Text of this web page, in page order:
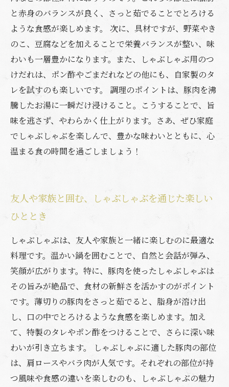
と赤身のバランスが良く、さっと茹でることでとろける
ような食感が楽しめます。 次に、具材ですが、野菜やき
のこ、豆腐などを加えることで栄養バランスが整い、味
わいも一層豊かになります。また、しゃぶしゃぶ用のつ
けだれは、ポン酢やごまだれなどの他にも、自家製のタ
レを試すのも楽しいです。 調理のポイントは、豚肉を沸
騰したお湯に一瞬だけ浸けること。こうすることで、旨
味を逃さず、やわらかく仕上がります。さあ、ぜひ家庭
でしゃぶしゃぶを楽しんで、豊かな味わいとともに、心
温まる食の時間を過ごしましょう！
友人や家族と囲む、しゃぶしゃぶを通じた楽しい
ひととき
しゃぶしゃぶは、友人や家族と一緒に楽しむのに最適な
料理です。温かい鍋を囲むことで、自然と会話が弾み、
笑顔が広がります。特に、豚肉を使ったしゃぶしゃぶは
その旨みが絶品で、食材の新鮮さを活かすのがポイント
です。薄切りの豚肉をさっと茹でると、脂身が溶け出
し、口の中でとろけるような食感を楽しめます。加え
て、特製のタレやポン酢をつけることで、さらに深い味
わいが引き立ちます。 しゃぶしゃぶに適した豚肉の部位
は、肩ロースやバラ肉が人気です。それぞれの部位が持
つ風味や食感の違いを楽しむのも、しゃぶしゃぶの魅力